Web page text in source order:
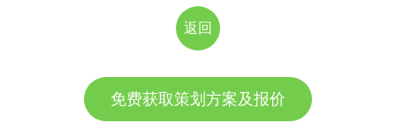
返回
免费获取策划方案及报价